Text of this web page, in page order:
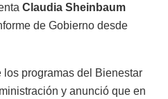
Claudia Sheinbaum
de Gobierno desde
los programas del Bienestar
y anunció que en